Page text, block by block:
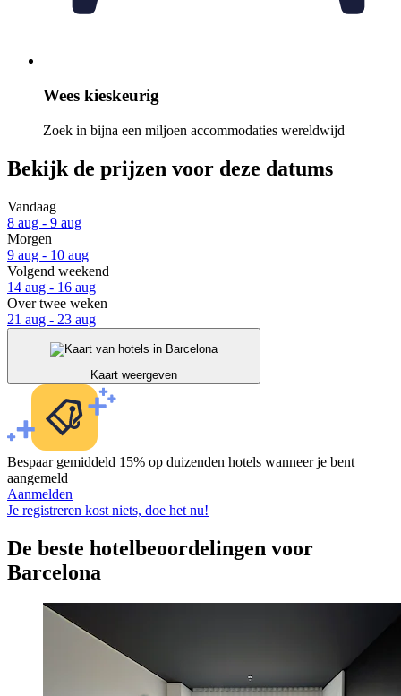
Wees kieskeurig
Zoek in bijna een miljoen accommodaties wereldwijd
Bekijk de prijzen voor deze datums
Vandaag
8 aug - 9 aug
Morgen
9 aug - 10 aug
Volgend weekend
14 aug - 16 aug
Over twee weken
21 aug - 23 aug
Kaart weergeven
Bespaar gemiddeld 15% op duizenden hotels wanneer je bent
aangemeld
Aanmelden
Je registreren kost niets, doe het nu!
De beste hotelbeoordelingen voor
Barcelona